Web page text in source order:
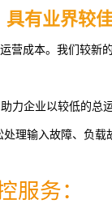
有业界较
成本。我们较新
力企业以较低的总
理输入故障、负载
服务：